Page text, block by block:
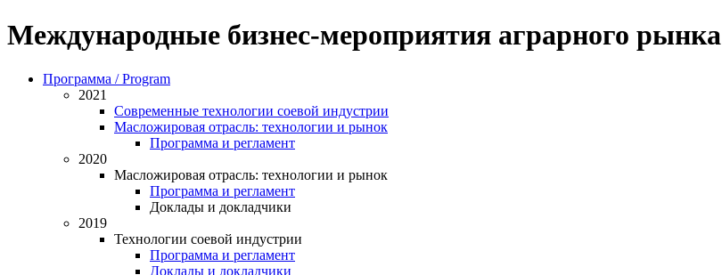
Международные бизнес-мероприятия аграрного рынка
Программа / Program
2021
Современные технологии соевой индустрии
Масложировая отрасль: технологии и рынок
Программа и регламент
2020
Масложировая отрасль: технологии и рынок
Программа и регламент
Доклады и докладчики
2019
Технологии соевой индустрии
Программа и регламент
Доклады и докладчики